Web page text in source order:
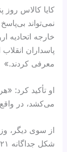
نمی‌تواند
خارجه اتحادیه
پاسداران
معرفی کردند.»
او تأکید کرد:
می‌کشد، در
از سوی دیگر،